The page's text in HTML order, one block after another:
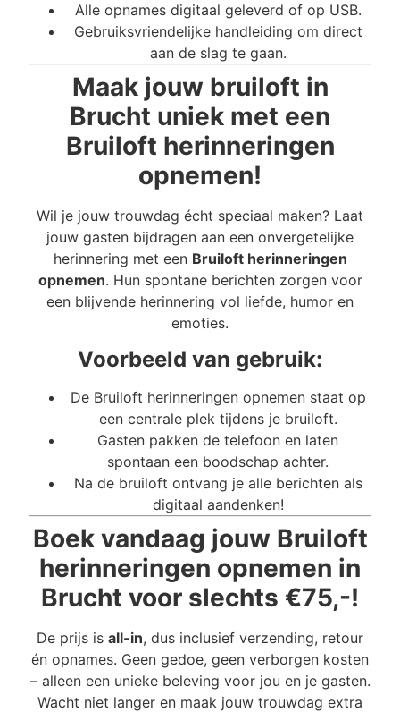
Alle opnames digitaal geleverd of op USB.
Gebruiksvriendelijke handleiding om direct
aan de slag te gaan.
Maak jouw bruiloft in
Brucht uniek met een
Bruiloft herinneringen
opnemen!
Wil je jouw trouwdag écht speciaal maken? Laat
jouw gasten bijdragen aan een onvergetelijke
herinnering met een Bruiloft herinneringen
opnemen. Hun spontane berichten zorgen voor
een blijvende herinnering vol liefde, humor en
emoties.
Voorbeeld van gebruik:
De Bruiloft herinneringen opnemen staat op
een centrale plek tijdens je bruiloft.
Gasten pakken de telefoon en laten
spontaan een boodschap achter.
Na de bruiloft ontvang je alle berichten als
digitaal aandenken!
Boek vandaag jouw Bruiloft
herinneringen opnemen in
Brucht voor slechts €75,-!
De prijs is all-in, dus inclusief verzending, retour
én opnames. Geen gedoe, geen verborgen kosten
– alleen een unieke beleving voor jou en je gasten.
Wacht niet langer en maak jouw trouwdag extra